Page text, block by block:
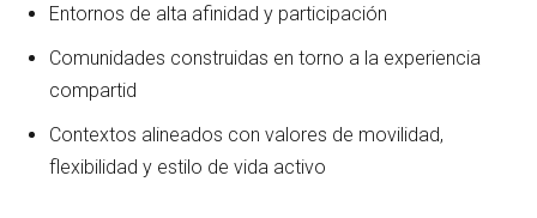
Entornos de alta afinidad y participación
Comunidades construidas en torno a la experiencia
compartid
Contextos alineados con valores de movilidad,
flexibilidad y estilo de vida activo